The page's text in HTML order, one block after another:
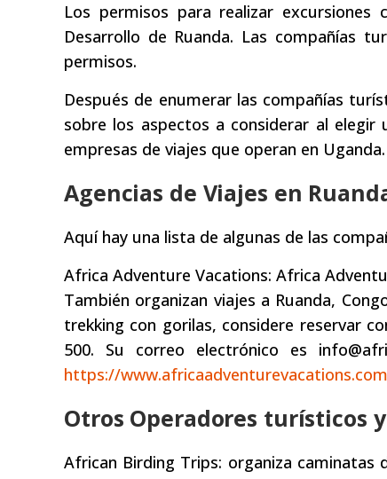
Los permisos para realizar
Desarrollo de Ruanda. Las compañías
permisos.
Después de enumerar las compañías
sobre los aspectos a considerar al
empresas de viajes que operan en Uganda.
Agencias de Viajes en
Aquí hay una lista de algunas de las
Africa Adventure Vacations: Africa
También organizan viajes a Ruanda,
trekking con gorilas, considere reservar
500. Su correo electrónico es
https://www.africaadventurevacations.com
Otros Operadores turísticos
African Birding Trips: organiza caminatas